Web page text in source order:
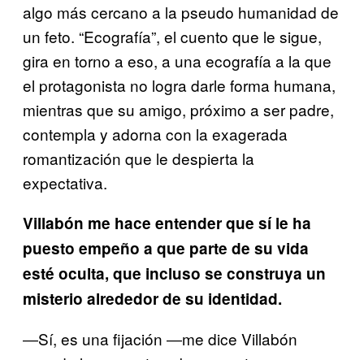
algo más cercano a la pseudo humanidad de
un feto. “Ecografía”, el cuento que le sigue,
gira en torno a eso, a una ecografía a la que
el protagonista no logra darle forma humana,
mientras que su amigo, próximo a ser padre,
contempla y adorna con la exagerada
romantización que le despierta la
expectativa.
Villabón me hace entender que sí le ha
puesto empeño a que parte de su vida
esté oculta, que incluso se construya un
misterio alrededor de su identidad.
―Sí, es una fijación ―me dice Villabón